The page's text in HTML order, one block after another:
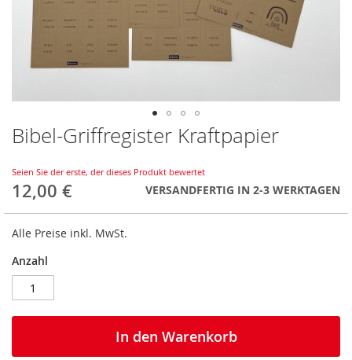
Bibel-Griffregister Kraftpapier
Seien Sie der erste, der dieses Produkt bewertet
12,00 € VERSANDFERTIG IN 2-3 WERKTAGEN
Alle Preise inkl. MwSt.
Anzahl
In den Warenkorb
Zum
Anfang
Bildergalerie
springen